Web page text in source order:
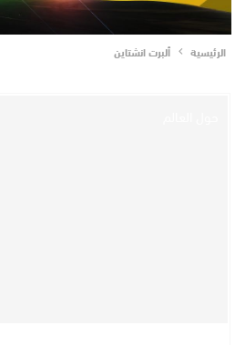
الرئيسية ألبرت انشتاين